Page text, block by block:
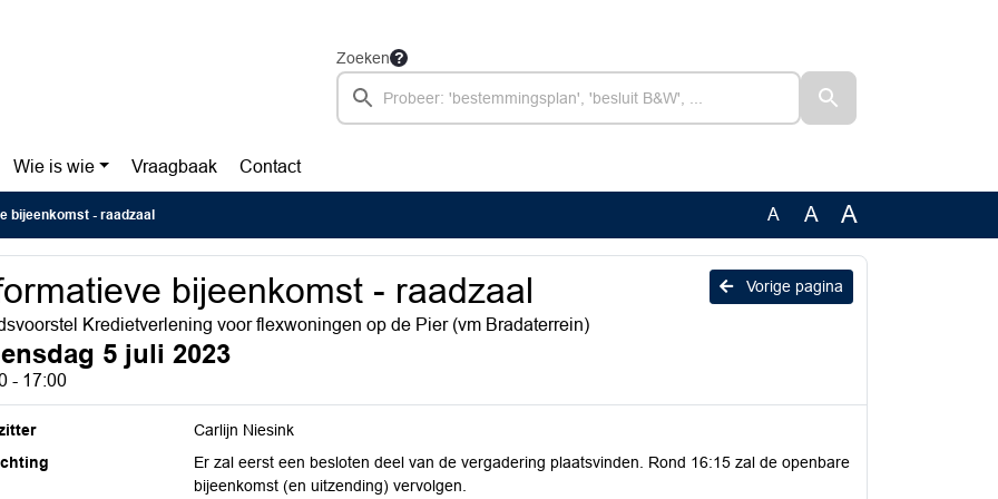
Zoeken
Wie is wie Vraagbaak Contact
bijeenkomst - raadzaal A A A
Vorige pagina
bijeenkomst - raadzaal
Kredietverlening voor flexwoningen op de Pier (vm Bradaterrein)
5 juli 2023
- 17:00
Carlijn Niesink
Er zal eerst een besloten deel van de vergadering plaatsvinden. Rond 16:15 zal de openbare
bijeenkomst (en uitzending) vervolgen.